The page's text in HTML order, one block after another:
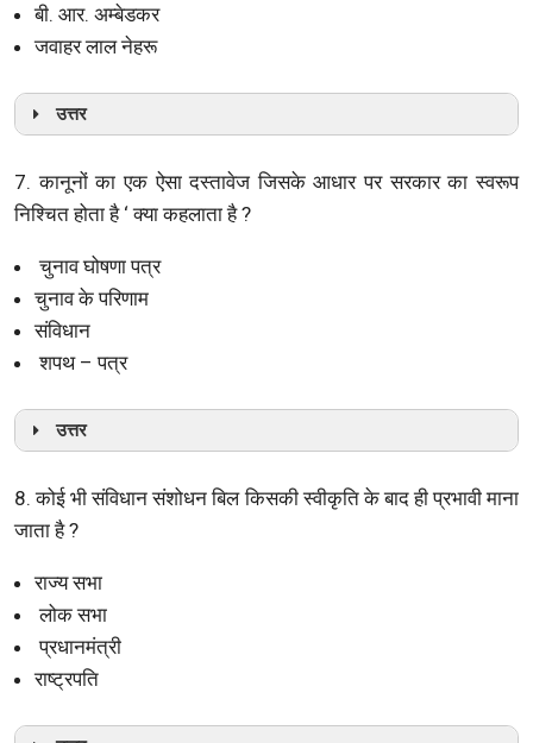
बी. आर. अम्बेडकर
जवाहर लाल नेहरू
उत्तर
7. कानूनों का एक ऐसा दस्तावेज जिसके आधार पर सरकार का स्वरूप
निश्चित होता है ‘ क्या कहलाता है ?
चुनाव घोषणा पत्र
चुनाव के परिणाम
संविधान
शपथ – पत्र
उत्तर
8. कोई भी संविधान संशोधन बिल किसकी स्वीकृति के बाद ही प्रभावी माना
जाता है ?
राज्य सभा
लोक सभा
प्रधानमंत्री
राष्ट्रपति